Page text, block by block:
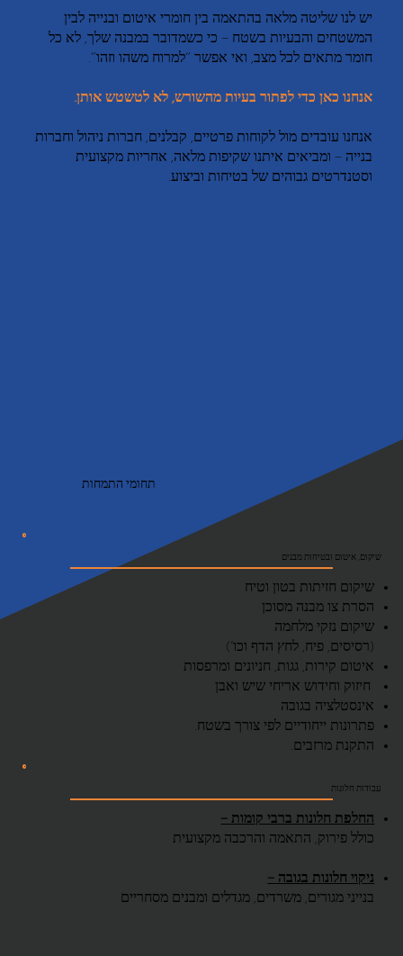
יש לנו שליטה מלאה בהתאמה בין חומרי איטום ובנייה לבין
המשטחים והבעיות בשטח – כי כשמדובר במבנה שלך, לא כל
חומר מתאים לכל מצב, ואי אפשר “למרוח משהו וזהו”.
אנחנו כאן כדי לפתור בעיות מהשורש, לא לטשטש אותן.
אנחנו עובדים מול לקוחות פרטיים, קבלנים, חברות ניהול וחברות
בנייה – ומביאים איתנו שקיפות מלאה, אחריות מקצועית
וסטנדרטים גבוהים של בטיחות וביצוע.
תחומי התמחות
שיקום, איטום ובטיחות מבנים
שיקום חזיתות בטון וטיח
הסרת צו מבנה מסוכן
שיקום נזקי מלחמה
(רסיסים, פיח, לחץ הדף וכו’)
איטום קירות, גגות, חניונים ומרפסות
חיזוק וחידוש אריחי שיש ואבן
אינסטלציה בגובה
פתרונות ייחודיים לפי צורך בשטח.
התקנת מרזבים.
עבודות חלונות
החלפת חלונות ברבי קומות –
כולל פירוק, התאמה והרכבה מקצועית
ניקוי חלונות בגובה –
בנייני מגורים, משרדים, מגדלים ומבנים מסחריים